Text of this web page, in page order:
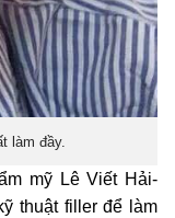
làm đầy.
mỹ Lê Viết Hải-
thuật filler để làm